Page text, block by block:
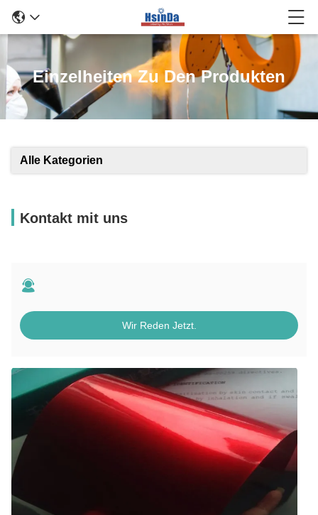
Einzelheiten Zu Den Produkten
Alle Kategorien
Kontakt mit uns
Wir Reden Jetzt.